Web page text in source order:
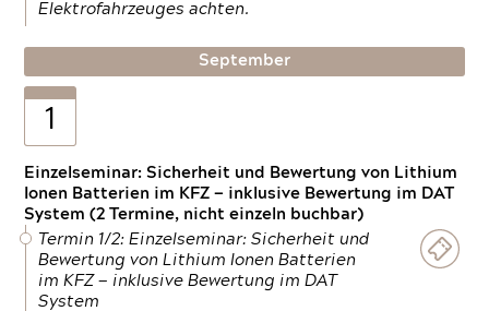
Elektrofahrzeuges achten.
September
1
Einzelseminar: Sicherheit und Bewertung von Lithium
Ionen Batterien im KFZ — inklusive Bewertung im DAT
System (2 Termine, nicht einzeln buchbar)
Termin 1/2: Einzelseminar: Sicherheit und
Bewertung von Lithium Ionen Batterien
im KFZ — inklusive Bewertung im DAT
System